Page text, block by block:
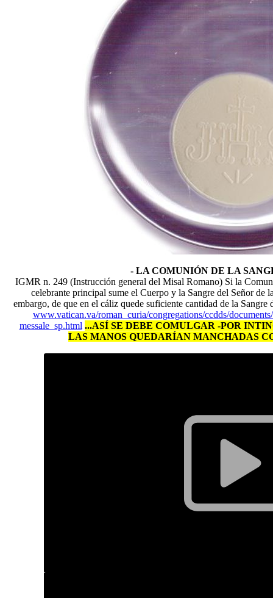
- LA COMUNIÓN DE LA
IGMR n. 249 (Instrucción general del Misal Romano) Si la
celebrante principal sume el Cuerpo y la Sangre del Señor de
embargo, de que en el cáliz quede suficiente cantidad de la
www.vatican.va/roman_curia/congregations/ccdds/
messale_sp.html ...ASÍ SE DEBE COMULGAR -POR
LAS MANOS QUEDARÍAN MANCHADAS